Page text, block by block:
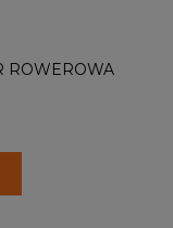
ROWEROWA